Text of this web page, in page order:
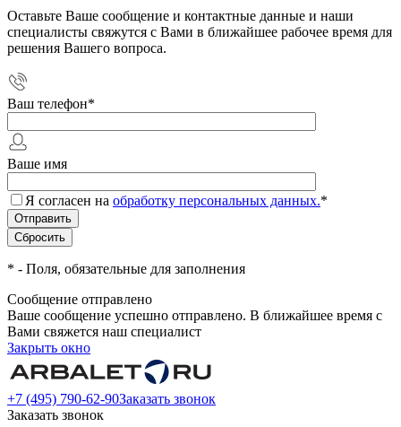
Оставьте Ваше сообщение и контактные данные и наши
специалисты свяжутся с Вами в ближайшее рабочее время для
решения Вашего вопроса.
Ваш телефон*
Ваше имя
Я согласен на обработку персональных данных.*
* - Поля, обязательные для заполнения
Сообщение отправлено
Ваше сообщение успешно отправлено. В ближайшее время с
Вами свяжется наш специалист
Закрыть окно
+7 (495) 790-62-90Заказать звонок
Заказать звонок